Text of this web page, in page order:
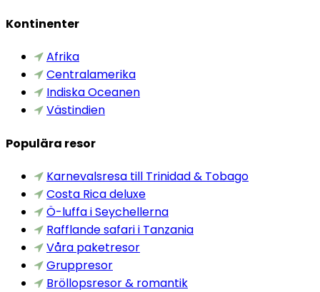
Kontinenter
Afrika
Centralamerika
Indiska Oceanen
Västindien
Populära resor
Karnevalsresa till Trinidad & Tobago
Costa Rica deluxe
Ö-luffa i Seychellerna
Rafflande safari i Tanzania
Våra paketresor
Gruppresor
Bröllopsresor & romantik